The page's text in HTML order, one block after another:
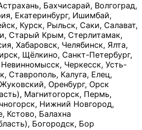
область), Буинск, Буй, Буйнакск, Валдай, Валуйки, Велиж, Великие Луки, Великий Новгород, Великий Устюг, Вельск, Венёв, Верещагино, Верхнеуральск, Верхний Уфалей, Верхняя Салда, Верхняя Тура, Весьегонск, Вилючинск, Вихоревка, Вичуга, Владикавказ, Волгодонск, Волгореченск, Володарск, Волосово, Волчанск, Вольск, Воркута, Ворсма, Всеволожск (Ленинградская область), Вуктыл, Выкса, Высоковск, Высоцк, Вытегра, Вышний Волочёк, Вяземский, Вязники, Вятские Поляны, Нея, Шилка, Гаврилов Посад, Гаврилов-Ям, Гай, Галич, Гдов, Голицыно, Горно-Алтайск, Горнозаводск, Горняк, Городец, Гороховец, Гремячинск, Грозный, Грязи, Грязовец, Губкинский, Гуково, Гулькевичи, Гурьевск (Калининградская область), Гурьевск (Кемеровская область), Гусев, Гусь-Хрустальный, Давлеканово, Далматово, Дальнегорск, Дегтярск, Дедовск, Демидов, Дербент, Десногорск, Дзержинск, Дзержинский (Московская область), Дивногорск, Димитровград, Дмитровск, Дно, Добрянка, Долинск, Домодедово, Донецк (ДНР), Дорогобуж, Дрезна, Дубна, Дудинка, Духовщина, Дятьково, Егорьевск, Елабуга, Елизово, Ельня (Будет изменено название), Емва, Енисейск, Ермолино, Ершов, Ессентуки, Ефремов, Железноводск, Железногорск (Красноярский край), Железногорск (Курская область), Железногорск-Илимский, Жигулёвск, Жиздра, Жирновск, Жуков, Жуковка, Заводоуковск, Заволжск, Задонск, Заинск, Заозёрный, Заозёрск, Западная Двина, Заполярный, Зарайск, Заречный (Пензенская область), Заречный (Свердловская область), Заринск, Звенигово, Зверево, Зеленогорск ( Ленинградская обл. ), Зеленоградск, Зеленодольск, Зеленокумск, Зерноград, Зима, Змеиногорск, Зубцов, Ивангород, Иваново, Ивдель, Избербаш, Изобильный, Иланский, Инза, Инкерман, Инта, Ипатово, Искитим, Йошкар-Ола, Кадников, Калач, Калач-на-Дону, Калининск, Калтан, Калязин, Камбарка, Каменка (Пензенская область), Каменногорск (Ленинградская область), Каменск-Уральский, Каменск-Шахтинский, Камень-на-Оби, Камешково, Камышин, Канаш, Кандалакша, Карабаново, Карабаш, Карачаевск, Каргат, Каргополь, Карпинск, Карталы, Касимов, Касли, Каспийск, Катав-Ивановск, Катайск, Качканар, Кашин, Кашира, Кемерово, Кемь, Кизел, Кизилюрт, Кизляр, Кимовск, Кимры, Кингисепп, Кинель, Киреевск, Киренск, Киржач, Кириши, Кирово-Чепецк, Кировск (Ленинградская область), Кировск (Мурманская область), Кирсанов, Киселёвск, Кисловодск, Климовск, Клинцы, Княгинино, Ковдор, Ковров, Когалым, Козельск, Козьмодемьянск, Кола, Кологрив, Колпашево, Колпино, Кольчугино, Комсомольск, Комсомольск-на-Амуре, Конаково, Кондопога, Кондрово, Константиновск, Кораблино, Кореновск, Корсаков, Коряжма, Костерёво, Костомукша, Котельники, Котельниково, Котельнич, Котлас, Котовск, Кохма, Красноармейск (Московская область), Краснозаводск, Краснознаменск (Московская область), Краснокаменск, Краснослободск (Волгоградская область), Краснотурьинск, Красноуральск, Красный Сулин, Кремёнки, Кропоткин, Кубинка, Кувшиново (Тверская область), Кудрово, Кулебаки, Кумертау, Курлово, Куровское, Куртамыш, Курчатов, Куса, Кушва, Кыштым, Лабытнанги, Лагань, Лаишево (Республика Татарстан), Лакинск, Лангепас, Лахденпохья, Ленинск-Кузнецкий, Ленск (Республика Саха), Лермонтов (Ставропольский край), Лесозаводск (Приморский край), Лесосибирск, Ливны (Орловская область), Ликино-Дулёво, Липки (Тульская область), Лиски (Воронежская область), Лихославль, Лодейное Поле, Ломоносов (Санкт-Петербург), Лосино-Петровский, Лукоянов, Луховицы, Лыткарино, Любань (Ленинградская область), Любим, Людиново, Магас, Майский, Макаров, Малая Вишера, Малгобек, Мамадыш, Мамоново, Мантурово, Маркс, Махачкала, Мглин, Мегион, Медвежьегорск, Медногорск, Медынь, Меленки, Мелеуз, Менделеевск, Мещовск, Микунь, Миллерово, Минусинск, Миньяр, Мирный (Архангельская область), Мирный (Якутия), Михайловка (Город), Михайловск (Свердловская область), Михайловск (Ставропольский край), Могоча, Можга, Моздок, Мончегорск, Морозовск, Моршанск, Мосальск, Муравленко, Мурино, Муром, Мценск, Мыски, Набережные Челны, Навашино (Нижегородская область), Назарово (Красноярский край), Назрань, Нальчик, Наро-Фоминск, Нарткала, Нарьян-Мар, Находка, Невель (Псковская область), Невельск, Невьянск, Нелидово (Тверская область), Неман, Нерехта (Костромская область), Нерюнгри, Нестеров, Нефтегорск (Самарская область), Нефтекумск, Нижневартовск, Нижнекамск (Республика Татарстан), Нижнеудинск, Нижние Серги, Нижний Ломов, Нижняя Тура, Николаевск-на-Амуре, Никольск (Вологодская область), Никольск (Пензенская область), Новая Ладога, Новая Ляля, Новоалександровск, Новоалтайск, Нововоронеж, Новодвинск, Новозыбков, Новокубанск, Новокуйбышевск, Новомичуринск, Новопавловск, Новоржев, Новосокольники, Новотроицк, Новоульяновск, Новоуральск, Новохопёрск, Новочебоксарск, Новошахтинск, Новый Оскол, Новый Уренгой, Норильск, Нурлат, Нягань, Нязепетровск, Няндома, Облучье, Обоянь, Озёрск (Калининградская область), Озёрск (Челябинская область), Озёры, Октябрьск (Самарская область), Октябрьский (Башкортостан), Окуловка (Новгородская область), Оленегорск, Олонец, Онега, Опочка, Осинники, Осташков, Остров, Острогожск, Отрадный, Оха, Павлово, Павловск (Воронежская область), Павловск (Санкт-Петербург), Павловский Посад, Партизанск, Певек, Пенза, Первоуральск, Перевоз, Пересвет, Переславль-Залесский, Пестово (Новгородская область), Петрозаводск, Петропавловск-Камчатский, Печоры, Пикалёво, Пионерский, Питкяранта, Плавск, Плёс, Подпорожье, Покачи, Покров, Покровск, Полесск, Полысаево, Полярные Зори, Полярный, Поронайск, Порхов, Похвистнево, Почеп, Починок, Пошехонье, Правдинск, Приморск (Калининградская область), Приморско-Ахтарск, Приозерск, Прокопьевск, Протвино, Прохладный, Пугачёв, Пудож, Пустошка, Пушкино, Пущино, Пыталово, Радужный (Владимирская область), Радужный (Ханты-Мансийский АО), Райчихинск, Раменское, Рассказово, Ревда, Реж, Реутов, Родники, Россошь, Ростов (Ярославская обл.), Рошаль, Ртищево, Рубцовск, Рузаевка, Рыбинск, Рыбное, Ряжск, Салехард, Сальск, Саранск, Сарапул, Саров, Сасово, Сатка, Сафоново, Саяногорск, Саянск, Светлогорск, Светлоград, Светлый, Светогорск (Ленинградская область), Свободный, Себеж, Северобайкальск, Северодвинск, Североуральск, Сегежа, Семикаракорск, Сенгилей, Серафимович, Сергач, Сергиев Посад, Сердобск, Сертолово (Ленинградская область), Сестрорецк (Ленинградская область), Сибай, Скопин, Славгород, Сланцы, Слободской, Слюдянка, Собинка, Советск (Кировская область), Советск (Калининградская область), Советск (Тульская область), Советская Гавань, Советский (Ханты-Мансийский АО), Сокол (Вологодская область), Солигалич, Соль-Илецк, Сольцы, Сортавала, Сосенский, Сосновоборск, Сосновый Бор (Ленинградская область), Сосногорск, Спас-Клепики, Спасск-Рязанский, С